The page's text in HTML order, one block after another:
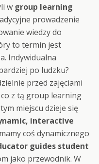
w group learning
prowadzenie
wiedzy do
to termin jest
Indywidualna
po ludzku?
przed zajęciami
co z tą group learning
miejscu dzieje się
interactive
coś dynamicznego
guides student
jako przewodnik. W